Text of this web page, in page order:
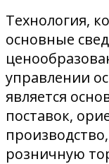
Технология,
основные
управлении
является
поставок,
розничную